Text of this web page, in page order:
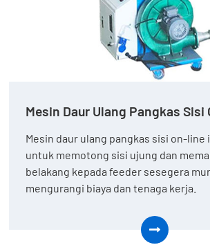
Mesin Daur Ulang Pangkas Sisi
Mesin daur ulang pangkas sisi on-line
untuk memotong sisi ujung dan
belakang kepada feeder sesegera
mengurangi biaya dan tenaga kerja.